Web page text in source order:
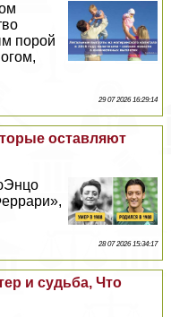
порой
29 07 2026 16:29:14
оставляют
28 07 2026 15:34:17
и судьба, Что